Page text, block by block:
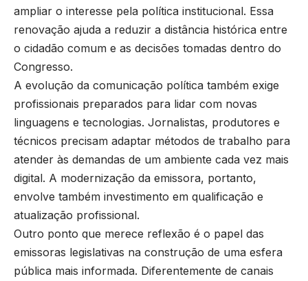
ampliar o interesse pela política institucional. Essa
renovação ajuda a reduzir a distância histórica entre
o cidadão comum e as decisões tomadas dentro do
Congresso.
A evolução da comunicação política também exige
profissionais preparados para lidar com novas
linguagens e tecnologias. Jornalistas, produtores e
técnicos precisam adaptar métodos de trabalho para
atender às demandas de um ambiente cada vez mais
digital. A modernização da emissora, portanto,
envolve também investimento em qualificação e
atualização profissional.
Outro ponto que merece reflexão é o papel das
emissoras legislativas na construção de uma esfera
pública mais informada. Diferentemente de canais